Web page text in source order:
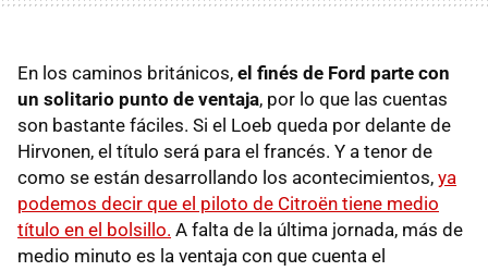
En los caminos británicos, el finés de Ford parte con
un solitario punto de ventaja, por lo que las cuentas
son bastante fáciles. Si el Loeb queda por delante de
Hirvonen, el título será para el francés. Y a tenor de
como se están desarrollando los acontecimientos, ya
podemos decir que el piloto de Citroën tiene medio
título en el bolsillo. A falta de la última jornada, más de
medio minuto es la ventaja con que cuenta el